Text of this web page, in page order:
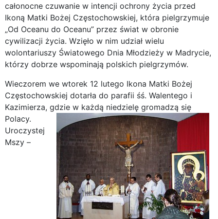
całonocne czuwanie w intencji ochrony życia przed
Ikoną Matki Bożej Częstochowskiej, która pielgrzymuje
„Od Oceanu do Oceanu” przez świat w obronie
cywilizacji życia. Wzięło w nim udział wielu
wolontariuszy Światowego Dnia Młodzieży w Madrycie,
którzy dobrze wspominają polskich pielgrzymów.
Wieczorem we wtorek 12 lutego Ikona Matki Bożej
Częstochowskiej dotarła do parafii śś. Walentego i
Kazimierza, gdzie w każdą niedzielę gromadzą się
Polacy.
Uroczystej
Mszy –